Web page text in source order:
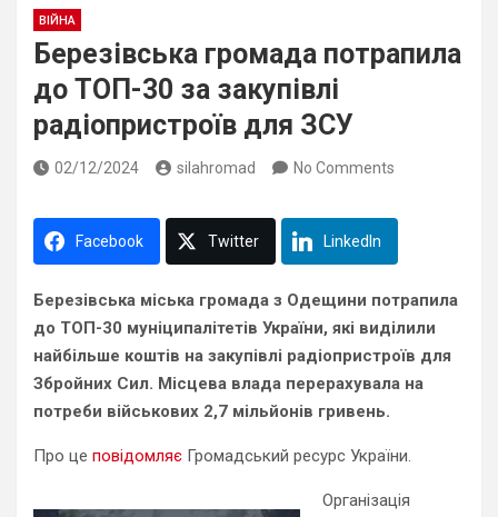
ВІЙНА
Березівська громада потрапила
до ТОП-30 за закупівлі
радіопристроїв для ЗСУ
02/12/2024 silahromad No Comments
Facebook Twitter LinkedIn
Березівська міська громада з Одещини потрапила
до ТОП-30 муніципалітетів України, які виділили
найбільше коштів на закупівлі радіопристроїв для
Збройних Сил. Місцева влада перерахувала на
потреби військових 2,7 мільйонів гривень.
Про це повідомляє Громадський ресурс України.
Організація